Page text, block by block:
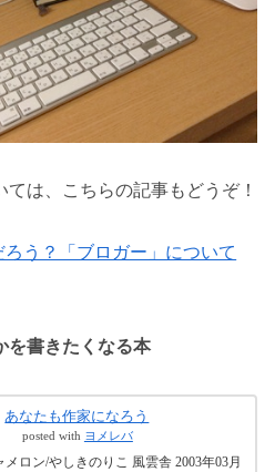
は、こちらの記事もどうぞ！
ろう？「ブロガー」について
を書きたくなる本
あなたも作家になろう
posted with ヨメレバ
ロン/やしきのりこ 風雲舎 2003年03月